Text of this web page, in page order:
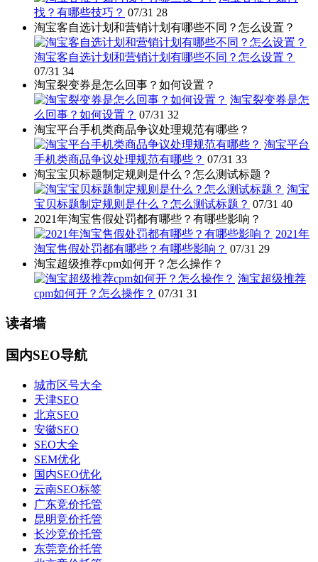
找？有哪些技巧？ 07/31 28
淘宝客自选计划和营销计划有哪些不同？怎么设置？
淘宝客自选计划和营销计划有哪些不同？怎么设置？
07/31 34
淘宝裂变券是怎么回事？如何设置？
淘宝裂变券是怎
么回事？如何设置？ 07/31 32
淘宝平台手机类商品争议处理规范有哪些？
淘宝平台
手机类商品争议处理规范有哪些？ 07/31 33
淘宝宝贝标题制定规则是什么？怎么测试标题？
淘宝
宝贝标题制定规则是什么？怎么测试标题？ 07/31 40
2021年淘宝售假处罚都有哪些？有哪些影响？
2021年
淘宝售假处罚都有哪些？有哪些影响？ 07/31 29
淘宝超级推荐cpm如何开？怎么操作？
淘宝超级推荐
cpm如何开？怎么操作？ 07/31 31
读者墙
国内SEO导航
城市区号大全
天津SEO
北京SEO
安徽SEO
SEO大全
SEM优化
国内SEO优化
云南SEO标签
广东竞价托管
昆明竞价托管
长沙竞价托管
东莞竞价托管